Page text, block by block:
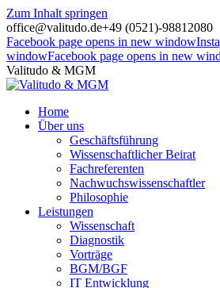
Zum Inhalt springen
office@valitudo.de+49 (0521)-98812080
Facebook page opens in new window
windowFacebook page opens in new
Valitudo & MGM
Home
Über uns
Geschäftsführung
Wissenschaftlicher Beirat
Fachreferenten
Nachwuchswissenschaftler
Philosophie
Leistungen
Wissenschaft
Diagnostik
Vorträge
BGM/BGF
IT Entwicklung